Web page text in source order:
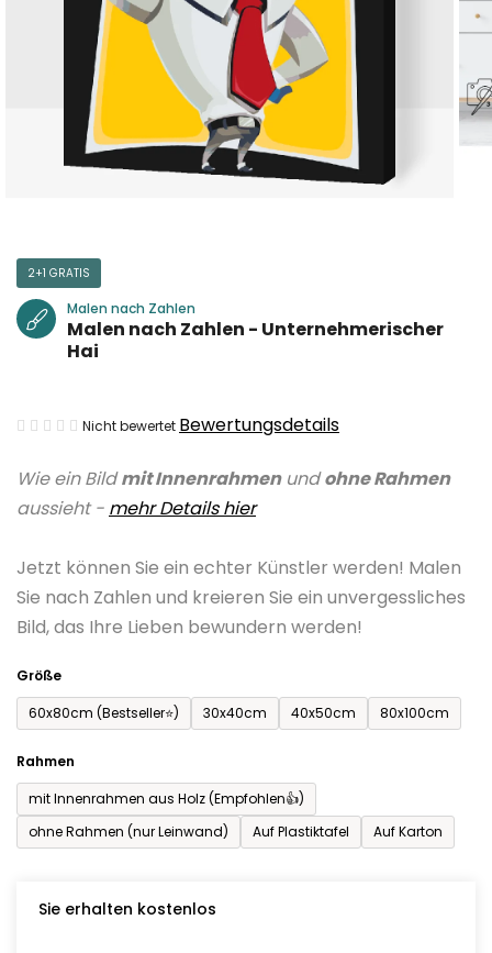
Wie ein Bildmit Innenrahmenundohne Rahmen
aussieht - mehr Details hier
Jetzt können Sie ein echter Künstler werden! Malen
Sie nach Zahlen und kreieren Sie ein unvergessliches
Bild, das Ihre Lieben bewundern werden!
Größe
60x80cm (Bestseller⭐)
30x40cm 40x50cm 80x100cm
Rahmen
mit Innenrahmen aus Holz (Empfohlen👍)
ohne Rahmen (nur Leinwand)
Auf Plastiktafel Auf Karton
Sie erhalten kostenlos
2+1 GRATIS
Malen nach Zahlen
Malen nach Zahlen - Unternehmerischer
Hai
Die
Produktbewertung
ist
von
5
Sternen.
Nicht bewertet Bewertungsdetails